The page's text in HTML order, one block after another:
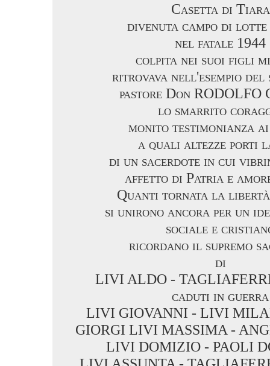
Casetta di Tiara
divenuta campo di
nel fatale 1944
colpita nei suoi figli
ritrovava nell'esempio del
pastore Don RODOLFO
lo smarrito
monito testimonianza
a quali altezze porti
di un sacerdote in cui
affetto di Patria e
Quanti tornata la libertà
si unirono ancora per un
sociale e
ricordano il supremo
di
LIVI ALDO -
caduti in guerra
LIVI GIOVANNI - LIVI
GIORGI LIVI MASSIMA -
LIVI DOMIZIO - PAOLI